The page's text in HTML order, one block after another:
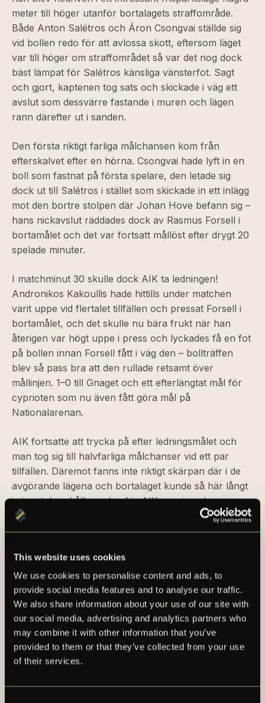
This website uses cookies
We use cookies to personalise content and ads, to
provide social media features and to analyse our traffic.
We also share information about your use of our site with
our social media, advertising and analytics partners who
may combine it with other information that you’ve
provided to them or that they’ve collected from your use
of their services.
meter till höger utanför bortalagets straffområde.
Både Anton Salétros och Áron Csongvai ställde sig
vid bollen redo för att avlossa skott, eftersom läget
var till höger om straffområdet så var det nog dock
bäst lämpat för Salétros känsliga vänsterfot. Sagt
och gjort, kaptenen tog sats och skickade i väg ett
avslut som dessvärre fastande i muren och lägen
rann därefter ut i sanden.
Den första riktigt farliga målchansen kom från
efterskalvet efter en hörna. Csongvai hade lyft in en
boll som fastnat på första spelare, den letade sig
dock ut till Salétros i stället som skickade in ett inlägg
mot den bortre stolpen där Johan Hove befann sig –
hans nickavslut räddades dock av Rasmus Forsell i
bortamålet och det var fortsatt mållöst efter drygt 20
spelade minuter.
I matchminut 30 skulle dock AIK ta ledningen!
Andronikos Kakoullis hade hittills under matchen
varit uppe vid flertalet tillfällen och pressat Forsell i
bortamålet, och det skulle nu bära frukt när han
återigen var högt uppe i press och lyckades få en fot
på bollen innan Forsell fått i väg den – bollträffen
blev så pass bra att den rullade retsamt över
mållinjen. 1–0 till Gnaget och ett efterlängtat mål för
cyprioten som nu även fått göra mål på
Nationalarenan.
AIK fortsatte att trycka på efter ledningsmålet och
man tog sig till halvfarliga målchanser vid ett par
tillfällen. Däremot fanns inte riktigt skärpan där i de
avgörande lägena och bortalaget kunde så här långt
in i matchen hålla undan för AIK som jagade
ytterligare mål.
Maqedonci att det var färdigspelat och han blåste
därmed av den första akten som AIK vann med ett
mål mot noll.
ANDRA HALVLEK
Femton minuter senare var lagen ute på gräsmattan
andra halvleken. Detta skedde kl 17:34 när kapten